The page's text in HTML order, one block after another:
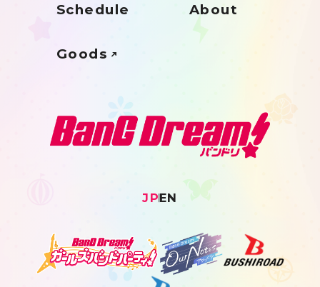
Schedule About
Goods
JPEN